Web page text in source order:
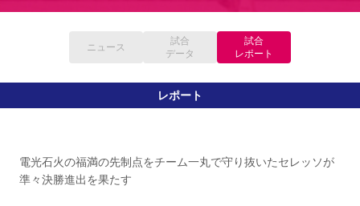
DAZNで観戦
アウェイツアー
活動レポート SPORT POSITIVE LEAGUES 取り組み実績
大人のサッカースクール
その他スポーツクラブ
ニュース
試合
データ
試合
レポート
レポート
電光石火の福満の先制点をチーム一丸で守り抜いたセレッソが
準々決勝進出を果たす